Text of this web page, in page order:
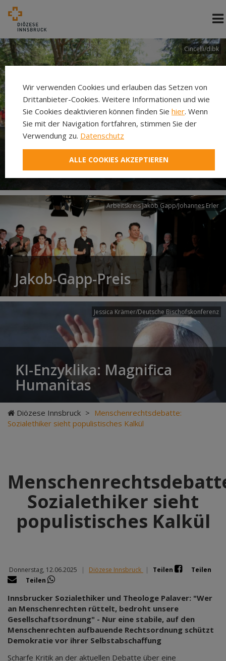
Cincelli/dibk
Neuer Pilgerweg Via
Laudato si’
Arbeitskreis Jakob Gapp/Johannes Erler
Jakob-Gapp-Preis
Jessica Krämer/Deutsche Bischofskonferenz
KI-Enzyklika: Magnifica
Humanitas
Diözese Innsbruck > Menschenrechtsdebatte:
Sozialethiker sieht populistisches Kalkül
Sozialethiker sieht
populistisches Kalkül
Donnerstag, 12.06.2025 | Diözese Innsbruck | Teilen
Teilen
Teilen
Innsbrucker Sozialethiker und Theologe Palaver: "Wer
an Menschenrechten rüttelt, bedroht unsere
Gesellschaftsordnung" - Nur eine stabile, auf den
Menschenrechten aufbauende Rechtsordnung schützt
Demokratie vor ihrer Selbstabschaffung
Scharfe Kritik an der aktuellen Debatte über eine
Wir verwenden Cookies und erlauben das Setzen von
Drittanbieter-Cookies. Weitere Informationen und wie
Sie Cookies deaktivieren können finden Sie hier. Wenn
Sie mit der Navigation fortfahren, stimmen Sie der
Verwendung zu. Datenschutz
ALLE COOKIES AKZEPTIEREN